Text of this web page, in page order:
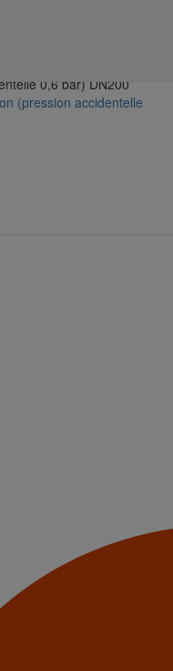
0,6 bar) DN200
(pression accidentelle